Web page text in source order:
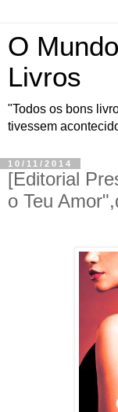
O
Livros
"Todos os bons
tivessem
10/11/2014
[Editorial
o Teu